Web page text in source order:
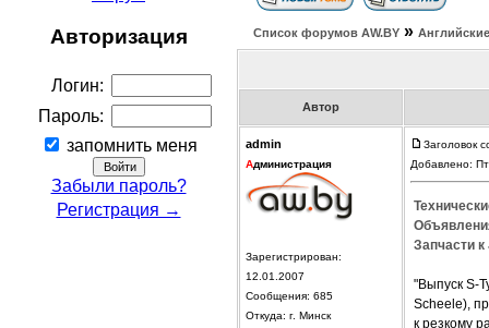
Авторизация
Логин:
Пароль:
запомнить меня
Забыли пароль?
Регистрация →
Список форумов АW.BY »
Автор
admin
Администрация
Зарегистрирован:
12.01.2007
Сообщения: 685
Откуда: г. Минск
Заголовок
Добавлено:
Запчасти к
"Выпуск S-
Scheele),
к резкому